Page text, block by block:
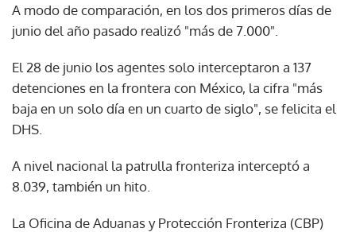
A modo de comparación, en los dos primeros días de
junio del año pasado realizó "más de 7.000".
El 28 de junio los agentes solo interceptaron a 137
detenciones en la frontera con México, la cifra "más
baja en un solo día en un cuarto de siglo", se felicita el
DHS.
A nivel nacional la patrulla fronteriza interceptó a
8.039, también un hito.
La Oficina de Aduanas y Protección Fronteriza (CBP)